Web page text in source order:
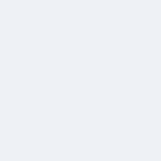
LinkedIn